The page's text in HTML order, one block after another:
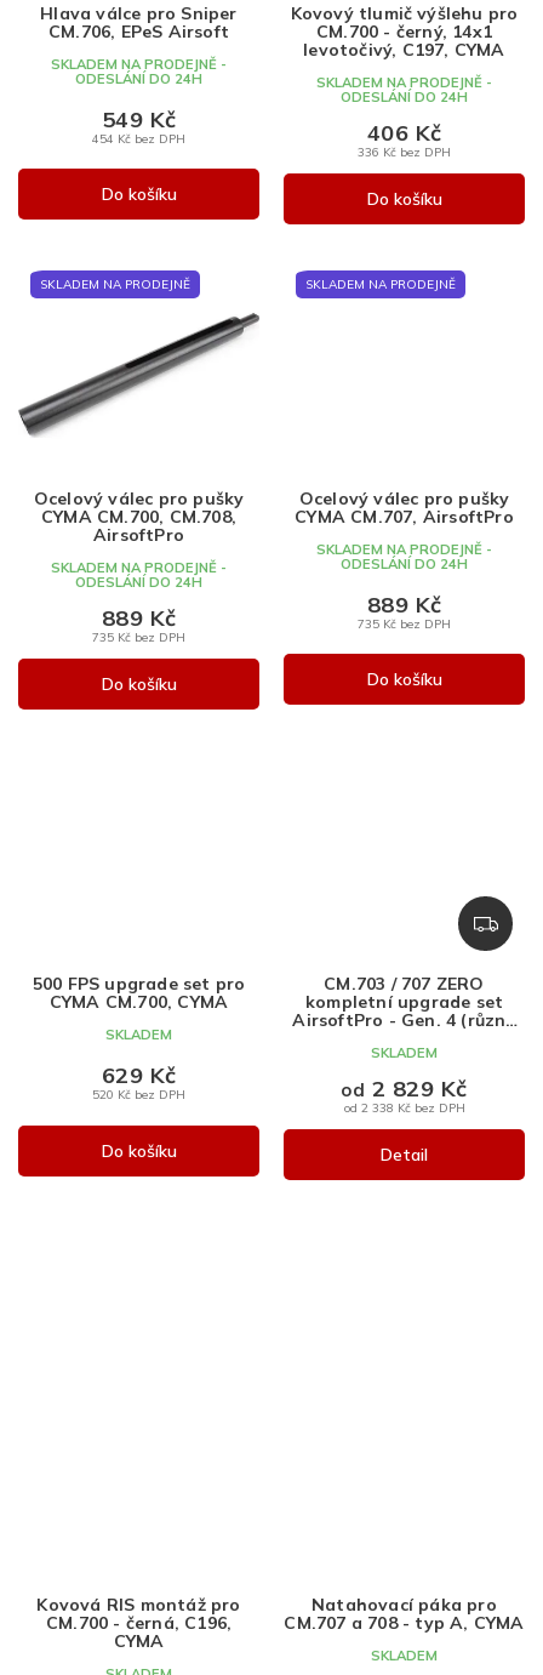
k
ů
Hlava válce pro Sniper
CM.706, EPeS Airsoft
SKLADEM NA PRODEJNĚ -
ODESLÁNÍ DO 24H
454 Kč bez DPH
549 Kč
Do košíku
Kovový tlumič výšlehu pro
CM.700 - černý, 14x1
levotočivý, C197, CYMA
SKLADEM NA PRODEJNĚ -
ODESLÁNÍ DO 24H
336 Kč bez DPH
406 Kč
Do košíku
SKLADEM NA PRODEJNĚ
Ocelový válec pro pušky
CYMA CM.700, CM.708,
AirsoftPro
SKLADEM NA PRODEJNĚ -
ODESLÁNÍ DO 24H
735 Kč bez DPH
889 Kč
Do košíku
SKLADEM NA PRODEJNĚ
Ocelový válec pro pušky
CYMA CM.707, AirsoftPro
SKLADEM NA PRODEJNĚ -
ODESLÁNÍ DO 24H
735 Kč bez DPH
889 Kč
Do košíku
500 FPS upgrade set pro
CYMA CM.700, CYMA
SKLADEM
520 Kč bez DPH
629 Kč
Do košíku
Z
D
R
M
CM.703 / 707 ZERO
kompletní upgrade set
AirsoftPro - Gen. 4 (různé
SKLADEM
od 2 338 Kč bez DPH
od 2 829 Kč
Detail
Kovová RIS montáž pro
CM.700 - černá, C196,
CYMA
Natahovací páka pro
CM.707 a 708 - typ A, CYMA
SKLADEM